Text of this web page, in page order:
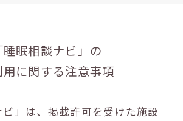
睡眠相談ナビ」の
用に関する注意事項
ビ」は、掲載許可を受けた施設